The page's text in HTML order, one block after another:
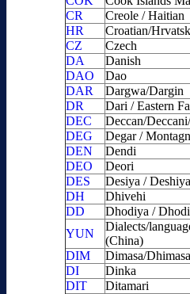
CR
Creole / Haitian
HR
Croatian/
CZ
Czech
DA
Danish
DAO
Dao
DAR
Dargwa/Dargin
DR
Dari / Eastern
DEC
Deccan/
DEG
Degar /
DEN
Dendi
DEO
Deori
DES
Desiya / Deshiya
DH
Dhivehi
DD
Dhodiya /
YUN
Dialects/
(China)
DIM
Dimasa/Dhimasa
DI
Dinka
DIT
Ditamari